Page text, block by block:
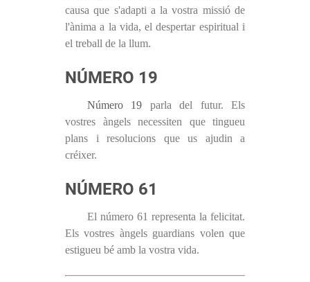
causa que s'adapti a la vostra missió de
l'ànima a la vida, el despertar espiritual i
el treball de la llum.
NÚMERO 19
Número 19 parla del futur. Els
vostres àngels necessiten que tingueu
plans i resolucions que us ajudin a
créixer.
NÚMERO 61
El número 61 representa la felicitat.
Els vostres àngels guardians volen que
estigueu bé amb la vostra vida.